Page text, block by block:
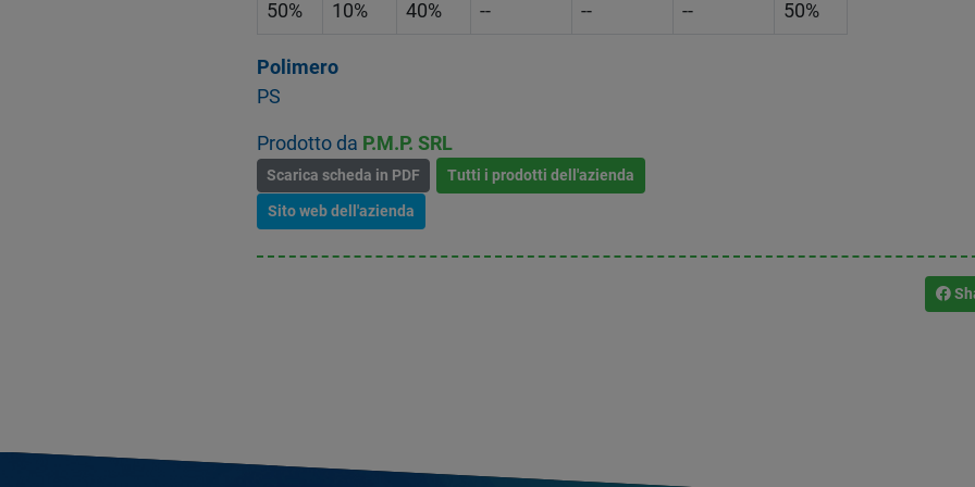
50% 10% 40% -- -- -- 50%
Polimero
PS
Prodotto da P.M.P. SRL
Scarica scheda in PDF Tutti i prodotti dell'azienda
Sito web dell'azienda